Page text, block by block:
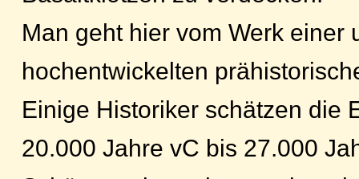
Man geht hier vom Werk einer
hochentwickelten
Einige Historiker schätzen die
20.000 Jahre vC bis 27.000